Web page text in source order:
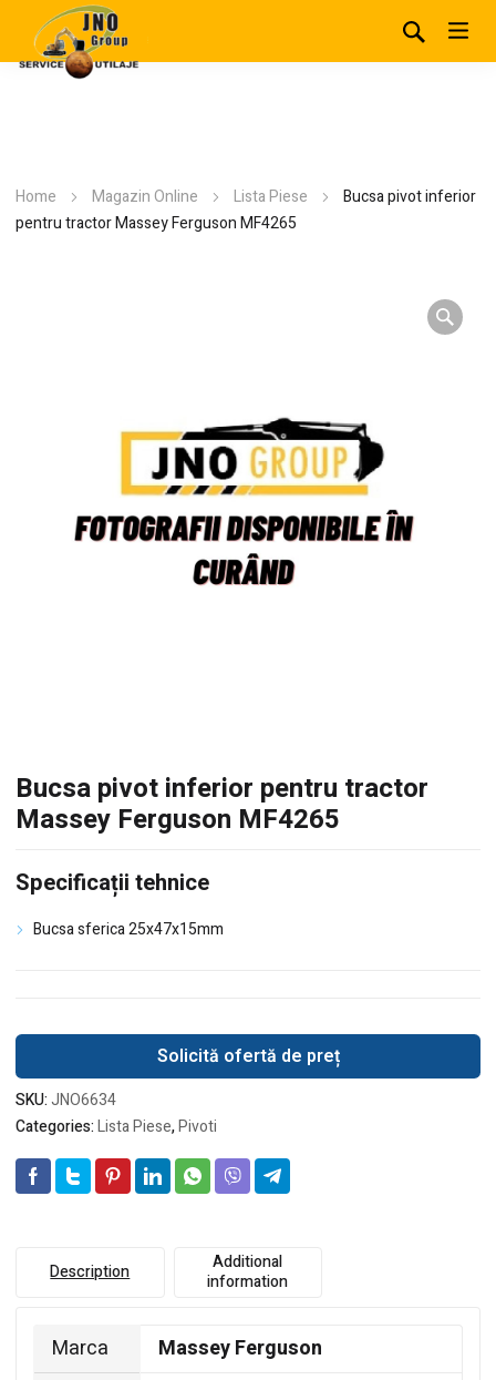
Home Magazin Online Lista Piese
Bucsa pivot inferior
pentru tractor Massey Ferguson MF4265
Bucsa pivot inferior pentru tractor
Massey Ferguson MF4265
Specificații tehnice
Bucsa sferica 25x47x15mm
Solicită ofertă de preț
SKU:JNO6634
Categories:Lista Piese,Pivoti
Description
Additional
information
Marca
Massey Ferguson